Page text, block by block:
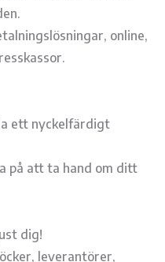
online,
ett nyckelfärdigt
på att ta hand om ditt
dig!
leverantörer,